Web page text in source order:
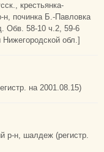
крестьянка-
н, починка Б.-Павловка
Обв. 58-10 ч.2, 59-6
обл.]
на 2001.08.15)
р-н, шалдеж (регистр.